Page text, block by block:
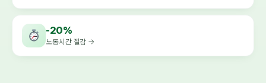
-20%
노동시간 절감 →